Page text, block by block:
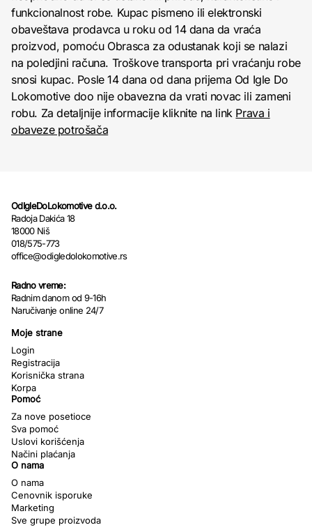
funkcionalnost robe. Kupac pismeno ili elektronski
obaveštava prodavca u roku od 14 dana da vraća
proizvod, pomoću Obrasca za odustanak koji se nalazi
na poledjini računa. Troškove transporta pri vraćanju robe
snosi kupac. Posle 14 dana od dana prijema Od Igle Do
Lokomotive doo nije obavezna da vrati novac ili zameni
robu. Za detaljnije informacije kliknite na link Prava i
obaveze potrošača
OdIgleDoLokomotive d.o.o.
Radoja Dakića 18
18000 Niš
018/575-773
office@odigledolokomotive.rs
Radno vreme:
Radnim danom od 9-16h
Naručivanje online 24/7
Moje strane
Login
Registracija
Korisnička strana
Korpa
Pomoć
Za nove posetioce
Sva pomoć
Uslovi korišćenja
Načini plaćanja
O nama
O nama
Cenovnik isporuke
Marketing
Sve grupe proizvoda